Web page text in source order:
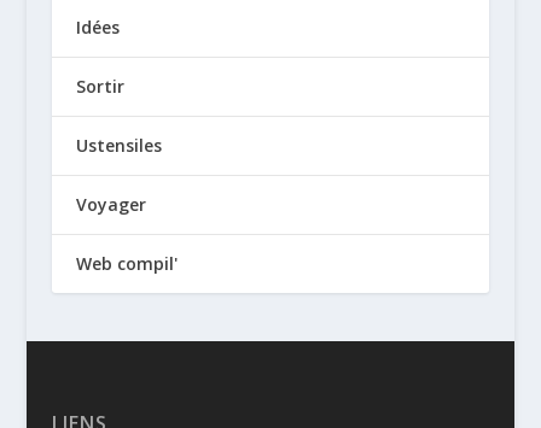
Idées
Sortir
Ustensiles
Voyager
Web compil'